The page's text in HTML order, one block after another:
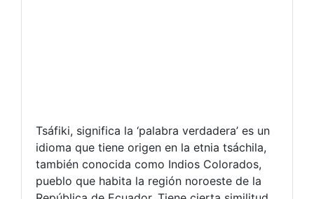
Tsáfiki, significa la ‘palabra verdadera’ es un
idioma que tiene origen en la etnia tsáchila,
también conocida como Indios Colorados,
pueblo que habita la región noroeste de la